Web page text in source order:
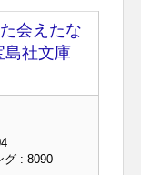
会えたな
島社文庫
グ : 8090